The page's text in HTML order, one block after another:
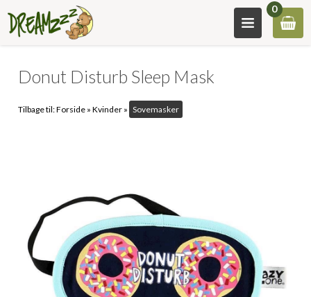
0
Donut Disturb Sleep Mask
Tilbage til:Forside »Kvinder » Sovemasker